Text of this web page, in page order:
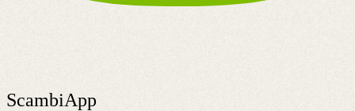
ScambiApp